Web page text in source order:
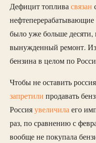
Дефицит топливасвязан
нефтеперерабатывающие
было уже больше
вынужденный ремонт.
бензина в целом по
Чтобы не оставить
запретили продавать
Россияувеличилаего
раз, по сравнению с
вообще не покупала